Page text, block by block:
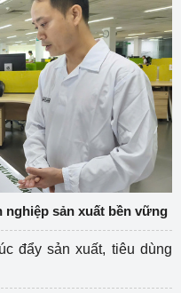
nghiệp sản xuất bền vững
đẩy sản xuất, tiêu dùng